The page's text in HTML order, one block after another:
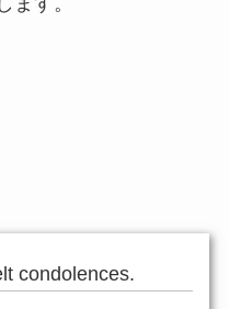
condolences.